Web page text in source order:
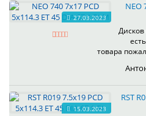
27.03.2023
NEO
товара
15.03.2023
RST